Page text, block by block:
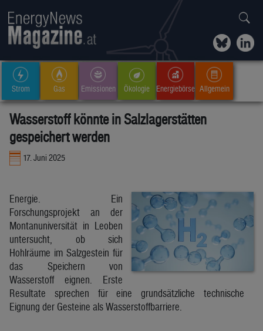
Strom Gas Emissionen Ökologie Energiebörse Allgemein
Wasserstoff könnte in Salzlagerstätten
gespeichert werden
17. Juni 2025
Energie. Ein
Forschungsprojekt an der
Montanuniversität in Leoben
untersucht, ob sich
Hohlräume im Salzgestein für
das Speichern von
Wasserstoff eignen. Erste
Resultate sprechen für eine grundsätzliche technische
Eignung der Gesteine als Wasserstoffbarriere.